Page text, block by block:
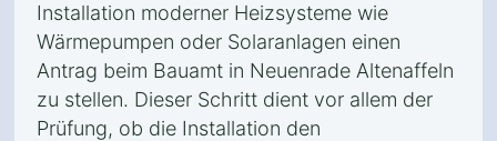
Installation moderner Heizsysteme wie
Wärmepumpen oder Solaranlagen einen
Antrag beim Bauamt in Neuenrade Altenaffeln
zu stellen. Dieser Schritt dient vor allem der
Prüfung, ob die Installation den